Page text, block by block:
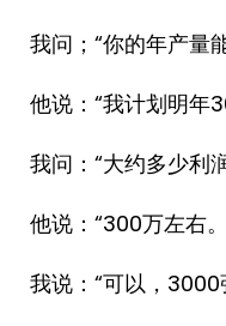
我问；“你的年产量
他说：“我计划明年
我问：“大约多少利
他说：“300万左右
我说：“可以，